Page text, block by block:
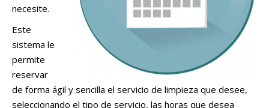
necesite.
Este
sistema le
permite
reservar
de forma ágil y sencilla el servicio de limpieza que desee,
seleccionando el tipo de servicio, las horas que desea